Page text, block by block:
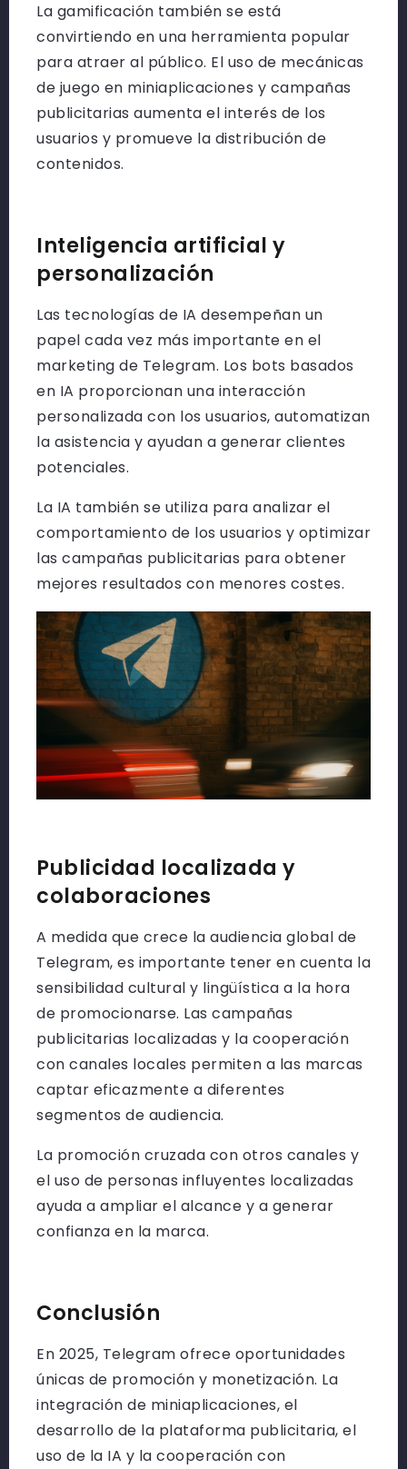
La gamificación también se está
convirtiendo en una herramienta popular
para atraer al público. El uso de mecánicas
de juego en miniaplicaciones y campañas
publicitarias aumenta el interés de los
usuarios y promueve la distribución de
contenidos.
Inteligencia artificial y
personalización
Las tecnologías de IA desempeñan un
papel cada vez más importante en el
marketing de Telegram. Los bots basados
en IA proporcionan una interacción
personalizada con los usuarios, automatizan
la asistencia y ayudan a generar clientes
potenciales.
La IA también se utiliza para analizar el
comportamiento de los usuarios y optimizar
las campañas publicitarias para obtener
mejores resultados con menores costes.
Publicidad localizada y
colaboraciones
A medida que crece la audiencia global de
Telegram, es importante tener en cuenta la
sensibilidad cultural y lingüística a la hora
de promocionarse. Las campañas
publicitarias localizadas y la cooperación
con canales locales permiten a las marcas
captar eficazmente a diferentes
segmentos de audiencia.
La promoción cruzada con otros canales y
el uso de personas influyentes localizadas
ayuda a ampliar el alcance y a generar
confianza en la marca.
Conclusión
En 2025, Telegram ofrece oportunidades
únicas de promoción y monetización. La
integración de miniaplicaciones, el
desarrollo de la plataforma publicitaria, el
uso de la IA y la cooperación con